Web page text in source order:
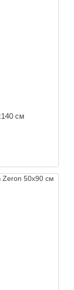
см